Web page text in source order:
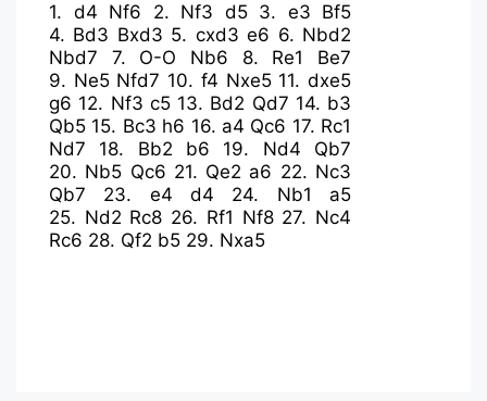
1. d4 Nf6 2. Nf3 d5 3. e3 Bf5
4. Bd3 Bxd3 5. cxd3 e6 6. Nbd2
Nbd7
7. O-O Nb6 8. Re1
Be7
9. Ne5 Nfd7 10. f4 Nxe5 11.dxe5
g6 12. Nf3 c5 13. Bd2 Qd7 14. b3
Qb5 15. Bc3 h6 16. a4 Qc6 17. Rc1
Nd7
18. Bb2 b6 19. Nd4
Qb7
20. Nb5 Qc6 21. Qe2 a6 22. Nc3
Qb7
23. e4 d4 24. Nb1
a5
25. Nd2 Rc8 26. Rf1 Nf8 27. Nc4
Rc6 28. Qf2 b5 29. Nxa5